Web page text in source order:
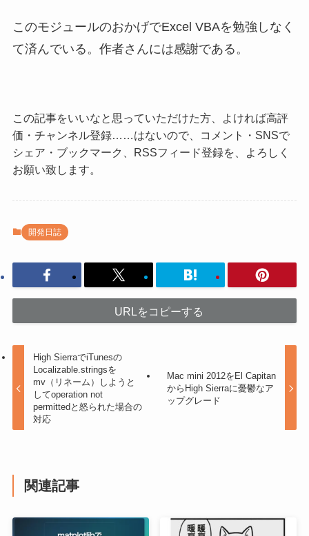
このモジュールのおかげでExcel VBAを勉強しなく
て済んでいる。作者さんには感謝である。
この記事をいいなと思っていただけた方、よければ高評
価・チャンネル登録……はないので、コメント・SNSで
シェア・ブックマーク、RSSフィード登録を、よろしく
お願い致します。
開発日誌
URLをコピーする
High SierraでiTunesの
Localizable.stringsを
mv（リネーム）しようと
してoperation not
permittedと怒られた場合の
対応
Mac mini 2012をEl Capitan
からHigh Sierraに憂鬱なア
ップグレード
関連記事